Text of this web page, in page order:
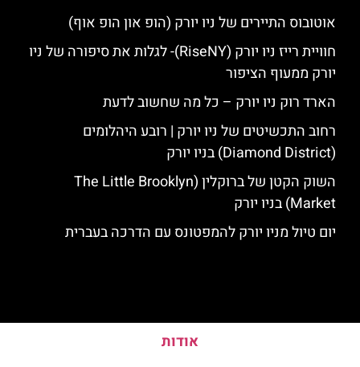
אוטובוס התיירים של ניו יורק (הופ און הופ אוף)
חוויית רייז ניו יורק (RiseNY)- לגלות את סיפורה של ניו
יורק ממעוף הציפור
הארד רוק ניו יורק – כל מה שחשוב לדעת
רחוב התכשיטים של ניו יורק | רובע היהלומים
(Diamond District) בניו יורק
השוק הקטן של ברוקלין (The Little Brooklyn
Market) בניו יורק
יום טיול מניו יורק להמפטונס עם הדרכה בעברית
אודות